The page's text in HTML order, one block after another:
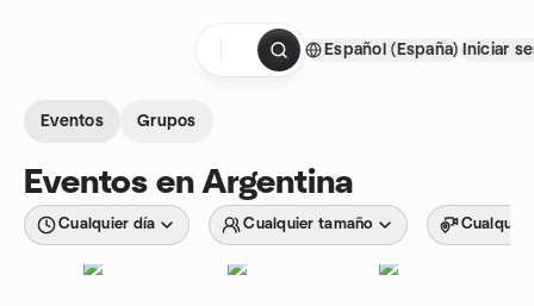
Español (España) Iniciar
Eventos Grupos
Eventos en Argentina
Cualquier día Cualquier tamaño